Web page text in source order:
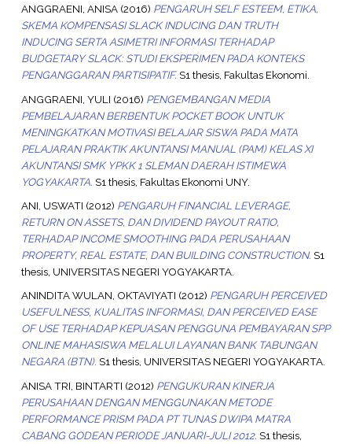
ANGGRAENI, ANISA(2016) PENGARUH SELF ESTEEM, ETIKA,
SKEMA KOMPENSASI SLACK INDUCING DAN TRUTH
INDUCING SERTA ASIMETRI INFORMASI TERHADAP
BUDGETARY SLACK: STUDI EKSPERIMEN PADA KONTEKS
PENGANGGARAN PARTISIPATIF.S1 thesis, Fakultas Ekonomi.
ANGGRAENI, YULI (2016) PENGEMBANGAN MEDIA
PEMBELAJARAN BERBENTUK POCKET BOOK UNTUK
MENINGKATKAN MOTIVASI BELAJAR SISWA PADA MATA
PELAJARAN PRAKTIK AKUNTANSI MANUAL (PAM) KELAS XI
AKUNTANSI SMK YPKK 1 SLEMAN DAERAH ISTIMEWA
YOGYAKARTA. S1 thesis, Fakultas Ekonomi UNY.
ANI, USWATI (2012) PENGARUH FINANCIAL LEVERAGE,
RETURN ON ASSETS, DAN DIVIDEND PAYOUT RATIO,
TERHADAP INCOME SMOOTHING PADA PERUSAHAAN
PROPERTY, REAL ESTATE, DAN BUILDING CONSTRUCTION. S1
thesis, UNIVERSITAS NEGERI YOGYAKARTA.
ANINDITA WULAN, OKTAVIYATI (2012) PENGARUH PERCEIVED
USEFULNESS, KUALITAS INFORMASI, DAN PERCEIVED EASE
OF USE TERHADAP KEPUASAN PENGGUNA PEMBAYARAN SPP
ONLINE MAHASISWA MELALUI LAYANAN BANK TABUNGAN
NEGARA (BTN). S1 thesis, UNIVERSITAS NEGERI YOGYAKARTA.
ANISA TRI, BINTARTI (2012) PENGUKURAN KINERJA
PERUSAHAAN DENGAN MENGGUNAKAN METODE
PERFORMANCE PRISM PADA PT TUNAS DWIPA MATRA
CABANG GODEAN PERIODE JANUARI-JULI 2012. S1 thesis,